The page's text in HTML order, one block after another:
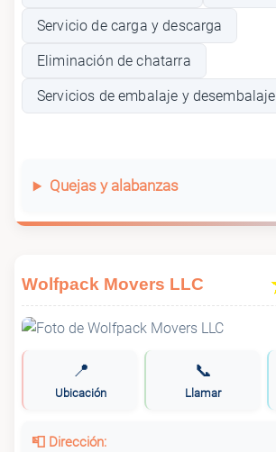
Servicio de carga y descarga
Eliminación de chatarra
Servicios de embalaje y desembalaje
Quejas y alabanzas
Wolfpack Movers LLC
📍
Ubicación
📞
Llamar
📮 Dirección: